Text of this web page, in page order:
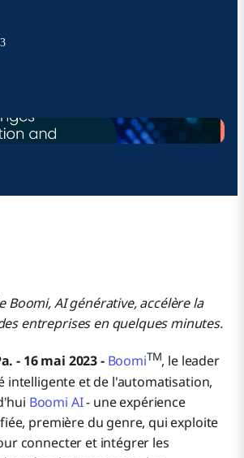
Boomi, AI générative, accélère la
entreprises en quelques minutes.
- 16 mai 2023- BoomiTM, le leader
intelligente et de l'automatisation,
Boomi AI- une expérience
première du genre, qui exploite
connecter et intégrer les